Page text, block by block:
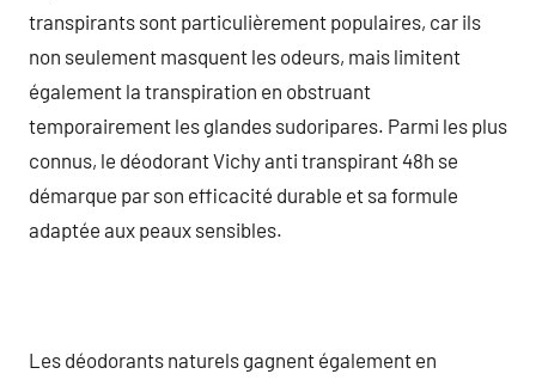
transpirants sont particulièrement populaires, car ils
non seulement masquent les odeurs, mais limitent
également la transpiration en obstruant
temporairement les glandes sudoripares. Parmi les plus
connus, le déodorant Vichy anti transpirant 48h se
démarque par son efficacité durable et sa formule
adaptée aux peaux sensibles.
Les déodorants naturels gagnent également en